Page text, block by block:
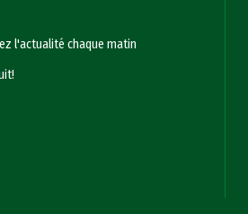
l'actualité chaque matin